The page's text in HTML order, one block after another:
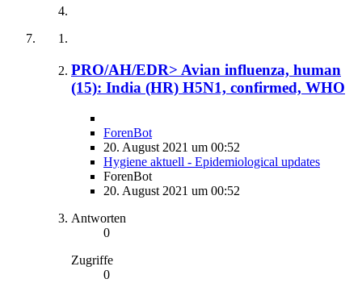
PRO/AH/EDR> Avian influenza, human
(15): India (HR) H5N1, confirmed, WHO
ForenBot
20. August 2021 um 00:52
Hygiene aktuell - Epidemiological updates
ForenBot
20. August 2021 um 00:52
Antworten
0
Zugriffe
0